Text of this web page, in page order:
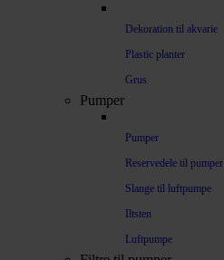
Dekoration til akvarie
Plastic planter
Grus
Pumper
Pumper
Reservedele til pumper
Slange til luftpumpe
Iltsten
Luftpumpe